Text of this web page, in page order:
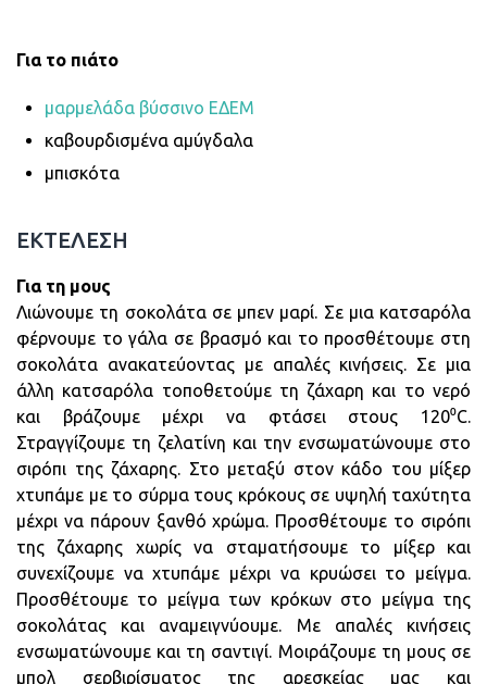
Για το πιάτο
μαρμελάδα βύσσινο ΕΔΕΜ
καβουρδισμένα αμύγδαλα
μπισκότα
ΕΚΤΕΛΕΣΗ
Για τη μους
Λιώνουμε τη σοκολάτα σε μπεν μαρί. Σε μια κατσαρόλα
φέρνουμε το γάλα σε βρασμό και το προσθέτουμε στη
σοκολάτα ανακατεύοντας με απαλές κινήσεις. Σε μια
άλλη κατσαρόλα τοποθετούμε τη ζάχαρη και το νερό
και βράζουμε μέχρι να φτάσει στους 120⁰C.
Στραγγίζουμε τη ζελατίνη και την ενσωματώνουμε στο
σιρόπι της ζάχαρης. Στο μεταξύ στον κάδο του μίξερ
χτυπάμε με το σύρμα τους κρόκους σε υψηλή ταχύτητα
μέχρι να πάρουν ξανθό χρώμα. Προσθέτουμε το σιρόπι
της ζάχαρης χωρίς να σταματήσουμε το μίξερ και
συνεχίζουμε να χτυπάμε μέχρι να κρυώσει το μείγμα.
Προσθέτουμε το μείγμα των κρόκων στο μείγμα της
σοκολάτας και αναμειγνύουμε. Με απαλές κινήσεις
ενσωματώνουμε και τη σαντιγί. Μοιράζουμε τη μους σε
μπολ σερβιρίσματος της αρεσκείας μας και